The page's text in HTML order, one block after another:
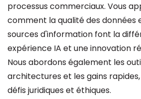
processus commerciaux. Vous
comment la qualité des données
sources d'information font la
expérience IA et une innovation
Nous abordons également les
architectures et les gains
défis juridiques et éthiques.